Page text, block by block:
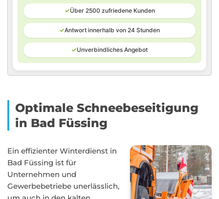
✓Über 2500 zufriedene Kunden
✓Antwort innerhalb von 24 Stunden
✓Unverbindliches Angebot
Optimale Schneebeseitigung
in Bad Füssing
Ein effizienter Winterdienst in
Bad Füssing ist für
Unternehmen und
Gewerbebetriebe unerlässlich,